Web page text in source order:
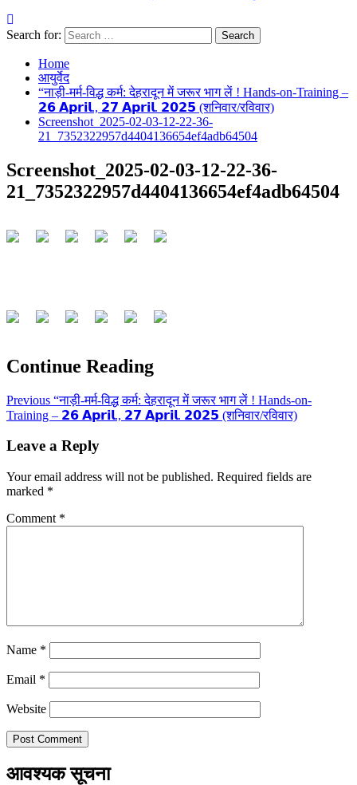
Search for:
Home
आयुर्वेद
“नाड़ी-मर्म-विद्ध कर्म: देहरादून में जरूर भाग लें ! Hands-on-Training –
𝟮𝟲 𝗔𝗽𝗿𝗶𝗹., 𝟮𝟳 𝗔𝗽𝗿𝗶𝗹. 𝟮𝟬𝟮𝟱 (शनिवार/रविवार)
Screenshot_2025-02-03-12-22-36-
21_7352322957d4404136654ef4adb64504
Screenshot_2025-02-03-12-22-36-
21_7352322957d4404136654ef4adb64504
Continue Reading
Previous “नाड़ी-मर्म-विद्ध कर्म: देहरादून में जरूर भाग लें ! Hands-on-
Training – 𝟮𝟲 𝗔𝗽𝗿𝗶𝗹., 𝟮𝟳 𝗔𝗽𝗿𝗶𝗹. 𝟮𝟬𝟮𝟱 (शनिवार/रविवार)
Leave a Reply
Your email address will not be published. Required fields are
marked *
Comment *
Name *
Email *
Website
आवश्यक सूचना